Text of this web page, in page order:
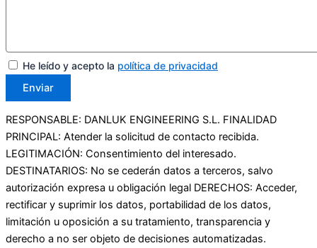
He leído y acepto la política de privacidad
Enviar
RESPONSABLE: DANLUK ENGINEERING S.L. FINALIDAD
PRINCIPAL: Atender la solicitud de contacto recibida.
LEGITIMACIÓN: Consentimiento del interesado.
DESTINATARIOS: No se cederán datos a terceros, salvo
autorización expresa u obligación legal DERECHOS: Acceder,
rectificar y suprimir los datos, portabilidad de los datos,
limitación u oposición a su tratamiento, transparencia y
derecho a no ser objeto de decisiones automatizadas.